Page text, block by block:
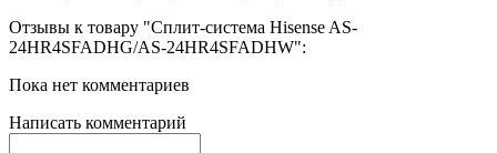
Отзывы к товару "Сплит-система Hisense AS-
24HR4SFADHG/AS-24HR4SFADHW":
Пока нет комментариев
Написать комментарий